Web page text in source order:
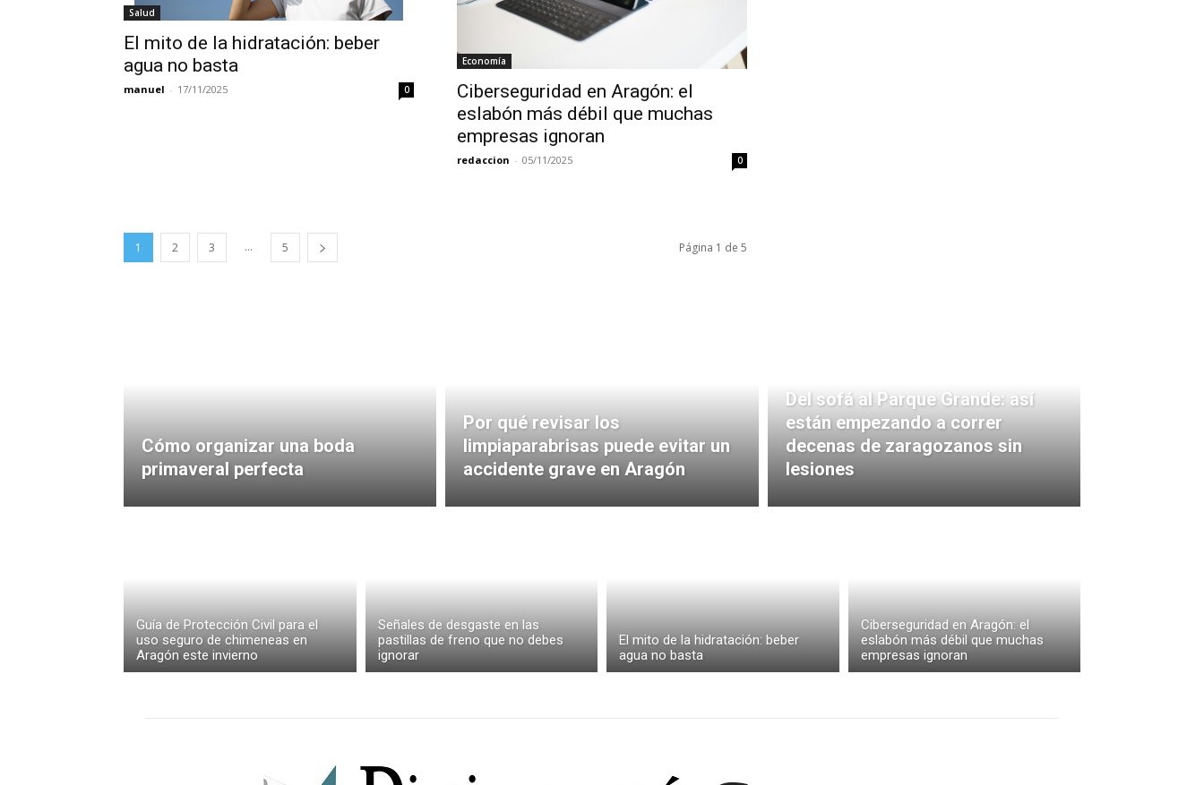
Salud
El mito de la hidratación: beber
agua no basta
manuel - 17/11/2025 0
Economía
Ciberseguridad en Aragón: el
eslabón más débil que muchas
empresas ignoran
redaccion - 05/11/2025 0
1 2 3 ... 5 Página 1 de 5
Cómo organizar una boda
primaveral perfecta
Por qué revisar los
limpiaparabrisas puede evitar un
accidente grave en Aragón
Del sofá al Parque Grande: así
están empezando a correr
decenas de zaragozanos sin
lesiones
Guía de Protección Civil para el
uso seguro de chimeneas en
Aragón este invierno
Señales de desgaste en las
pastillas de freno que no debes
ignorar
El mito de la hidratación: beber
agua no basta
Ciberseguridad en Aragón: el
eslabón más débil que muchas
empresas ignoran